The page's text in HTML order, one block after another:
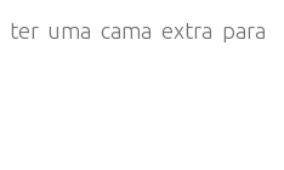
ter uma cama extra para